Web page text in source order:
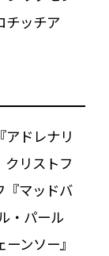
チッチア
アドレナリ
クリストフ
『マッドバ
・パール
ンソー』